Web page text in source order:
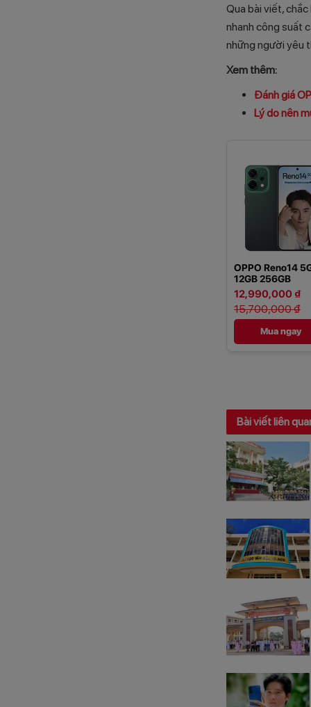
Qua bài viết,
nhanh công suất
những người yêu
Xem thêm:
Đánh giá
Lý do nên
OPPO Reno14
12GB 256GB
12,990,000 ₫
15,700,000 ₫
Mua ngay
Bài viết liên